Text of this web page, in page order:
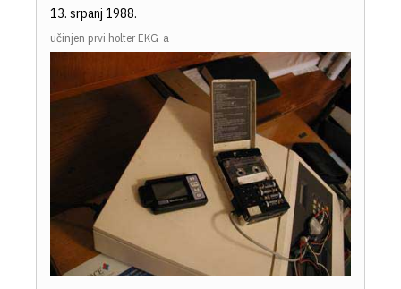
13. srpanj 1988.
učinjen prvi holter EKG-a